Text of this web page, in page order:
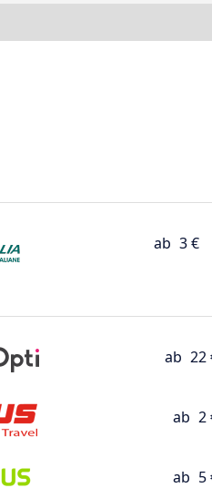
ab 3 €
ab 22
ab 2
ab 5